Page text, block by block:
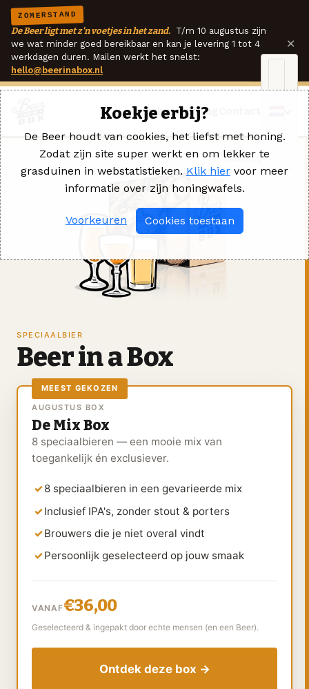
ZOMERSTAND
De Beer ligt met z'n voetjes in het zand. T/m 10 augustus zijn
we wat minder goed bereikbaar en kan je levering 1 tot 4
werkdagen duren. Mailen werkt het snelst:
hello@beerinabox.nl
×
Ik heb een vraag
Cadeau geven →
SPECIAALBIER
Beer in a Box
MEEST GEKOZEN
AUGUSTUS BOX
De Mix Box
8 speciaalbieren — een mooie mix van
toegankelijk én exclusiever.
8 speciaalbieren in een gevarieerde mix
Inclusief IPA's, zonder stout & porters
Brouwers die je niet overal vindt
Persoonlijk geselecteerd op jouw smaak
VANAF€36,00
Geselecteerd & ingepakt door echte mensen (en een Beer).
Ontdek deze box →
Koekje erbij?
De Beer houdt van cookies, het liefst met honing.
Zodat zijn site super werkt en om lekker te
grasduinen in webstatistieken. Klik hier voor meer
informatie over zijn honingwafels.
Voorkeuren Cookies toestaan